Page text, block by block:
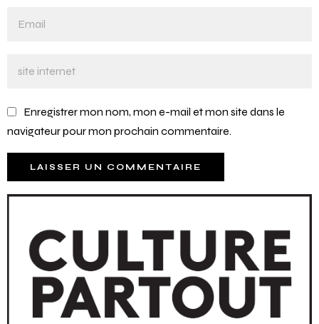
Enregistrer mon nom, mon e-mail et mon site dans le
navigateur pour mon prochain commentaire.